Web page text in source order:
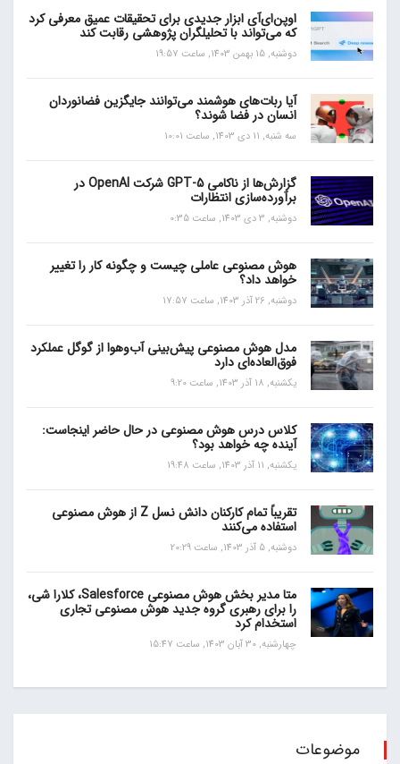
اوپن‌ای‌آی ابزار جدیدی برای تحقیقات عمیق معرفی کرد
که می‌تواند با تحلیلگران پژوهشی رقابت کند
دوشنبه, 15 بهمن 1403, ساعت 19:57
آیا ربات‌های هوشمند می‌توانند جایگزین فضانوردان
انسان در فضا شوند؟
سه شنبه, 11 دی 1403, ساعت 10:01
گزارش‌ها از ناکامی GPT-5 شرکت OpenAI در
برآورده‌سازی انتظارات
دوشنبه, 3 دی 1403, ساعت 0:35
هوش مصنوعی عاملی چیست و چگونه کار را تغییر
خواهد داد؟
دوشنبه, 26 آذر 1403, ساعت 17:57
مدل هوش مصنوعی پیش‌بینی آب‌و‌هوا از گوگل عملکرد
فوق‌العاده‌ای دارد
یکشنبه, 18 آذر 1403, ساعت 9:20
کلاس درس هوش مصنوعی در حال حاضر اینجاست:
آینده چه خواهد بود؟
یکشنبه, 11 آذر 1403, ساعت 19:48
تقریباً تمام کارکنان دانش نسل Z از هوش مصنوعی
استفاده می‌کنند
دوشنبه, 5 آذر 1403, ساعت 20:29
متا مدیر بخش هوش مصنوعی Salesforce، کلارا شی،
را برای رهبری گروه جدید هوش مصنوعی تجاری
استخدام کرد
چهارشنبه, 30 آبان 1403, ساعت 15:47
موضوعات